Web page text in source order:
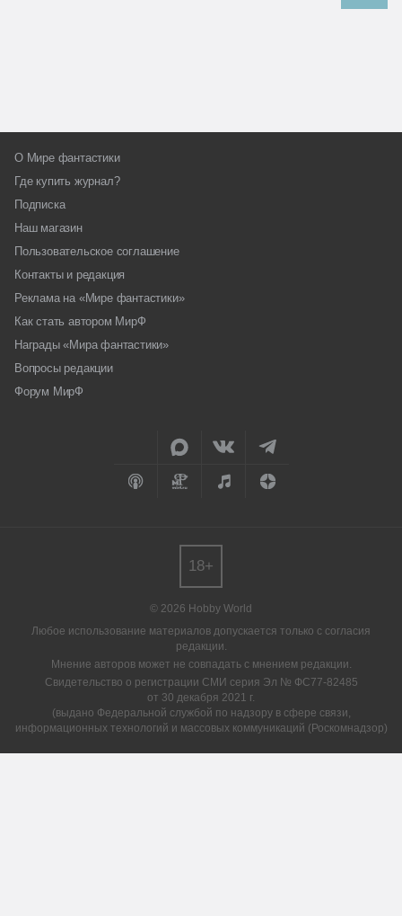
О Мире фантастики
Где купить журнал?
Подписка
Наш магазин
Пользовательское соглашение
Контакты и редакция
Реклама на «Мире фантастики»
Как стать автором МирФ
Награды «Мира фантастики»
Вопросы редакции
Форум МирФ
© 2026 Hobby World
Любое использование материалов допускается только с согласия
редакции.
Мнение авторов может не совпадать с мнением редакции.
Свидетельство о регистрации СМИ серия Эл № ФС77-82485
от 30 декабря 2021 г.
(выдано Федеральной службой по надзору в сфере связи,
информационных технологий и массовых коммуникаций (Роскомнадзор)
18+